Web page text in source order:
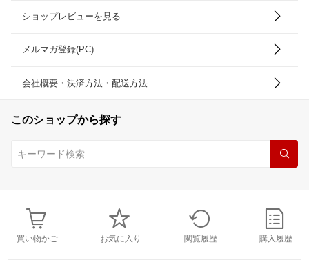
ショップレビューを見る
メルマガ登録(PC)
会社概要・決済方法・配送方法
このショップから探す
買い物かご お気に入り 閲覧履歴 購入履歴